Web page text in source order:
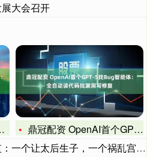
大会召开
鼎冠配资 OpenAI首个GPT-5找Bug智能体：全自动读
让太后生子，一个祸乱宫闱，一个